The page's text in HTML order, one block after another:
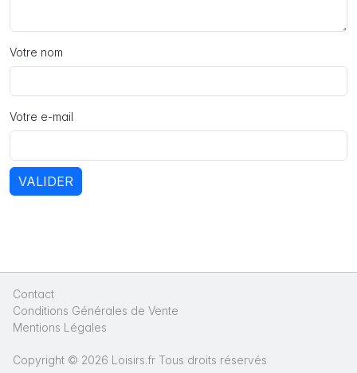
Votre nom
Votre e-mail
VALIDER
Contact
Conditions Générales de Vente
Mentions Légales
Copyright © 2026 Loisirs.fr Tous droits réservés